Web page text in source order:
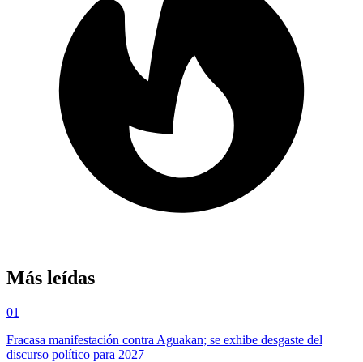
Más leídas
01
Fracasa manifestación contra Aguakan; se exhibe desgaste del
discurso político para 2027